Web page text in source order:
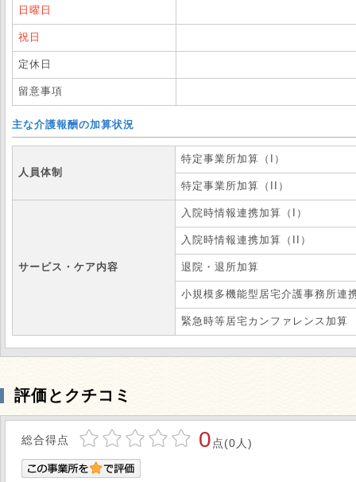
日曜日
祝日
定休日
留意事項
主な介護報酬の加算状況
人員体制
特定事業所加算（I）
特定事業所加算（II）
サービス・ケア内容
入院時情報連携加算（I）
入院時情報連携加算（II）
退院・退所加算
小規模多機能型居宅介護事務所連
緊急時等居宅カンファレンス加算
評価とクチコミ
総合得点 0 点(0人)